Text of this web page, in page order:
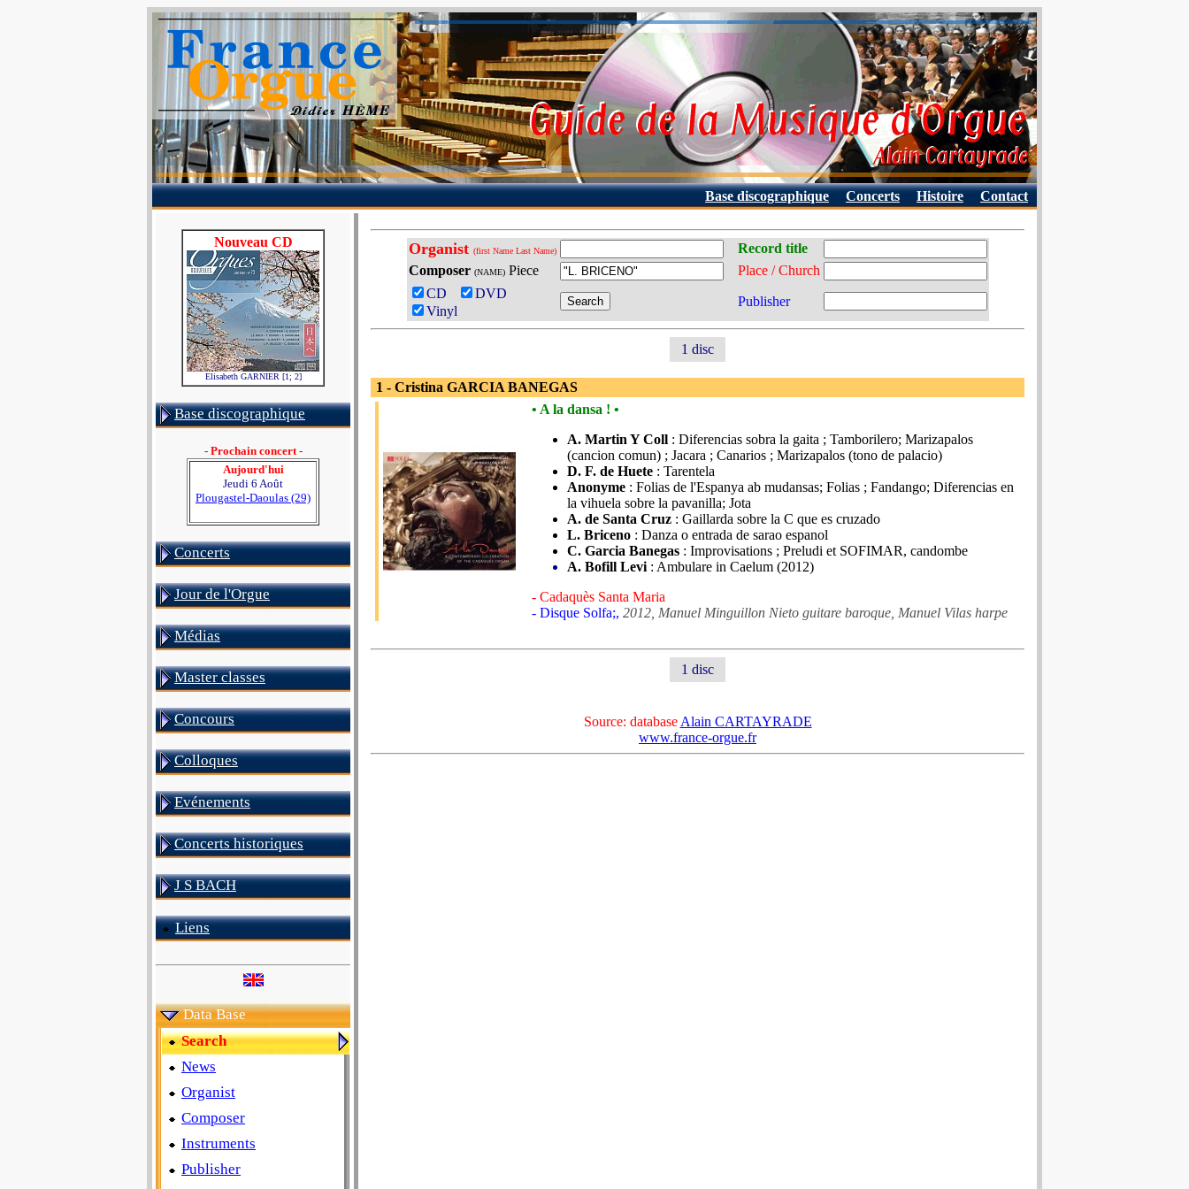
Base discographique Concerts Histoire Contact
Nouveau CD
Elisabeth GARNIER [1; 2]
Base discographique
- Prochain concert -
Aujourd'hui
Jeudi 6 Août
Plougastel-Daoulas (29)
Concerts
Jour de l'Orgue
Médias
Master classes
Concours
Colloques
Evénements
Concerts historiques
J S BACH
Liens
Data Base
Search
News
Organist
Composer
Instruments
Publisher
Organist (first Name Last Name)
Record title
Composer (NAME)Piece
Place / Church
CD
DVD
Vinyl
Publisher
1 disc
1 - Cristina GARCIA BANEGAS
• A la dansa ! •
A. Martin Y Coll : Diferencias sobra la gaita ; Tamborilero; Marizapalos
(cancion comun) ; Jacara ; Canarios ; Marizapalos (tono de palacio)
D. F. de Huete : Tarentela
Anonyme : Folias de l'Espanya ab mudansas; Folias ; Fandango; Diferencias en
la vihuela sobre la pavanilla; Jota
A. de Santa Cruz : Gaillarda sobre la C que es cruzado
L. Briceno : Danza o entrada de sarao espanol
C. Garcia Banegas : Improvisations ; Preludi et SOFIMAR, candombe
A. Bofill Levi : Ambulare in Caelum (2012)
- Cadaquès Santa Maria
- Disque Solfa;, 2012, Manuel Minguillon Nieto guitare baroque, Manuel Vilas harpe
1 disc
Source: database Alain CARTAYRADE
www.france-orgue.fr